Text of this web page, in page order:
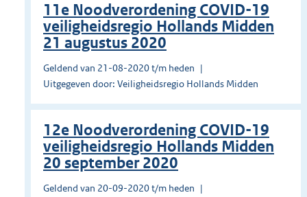
11e Noodverordening COVID-19
veiligheidsregio Hollands Midden
21 augustus 2020
Geldend van 21-08-2020 t/m heden
Uitgegeven door: Veiligheidsregio Hollands Midden
12e Noodverordening COVID-19
veiligheidsregio Hollands Midden
20 september 2020
Geldend van 20-09-2020 t/m heden